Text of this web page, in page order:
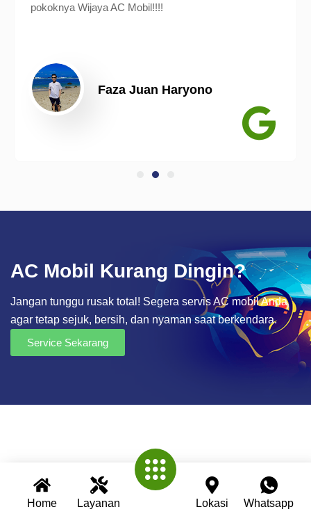
Home Layanan Lokasi Whatsapp
pokoknya Wijaya AC Mobil!!!!
Faza Juan Haryono
AC Mobil Kurang Dingin?
Jangan tunggu rusak total! Segera servis AC mobil Anda
agar tetap sejuk, bersih, dan nyaman saat berkendara.
Service Sekarang